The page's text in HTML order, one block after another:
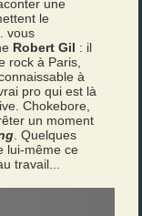
une
le
vous
Robert Gil : il
rock à Paris,
à
pro qui est là
Chokebore,
un moment
. Quelques
lui-même ce
travail...